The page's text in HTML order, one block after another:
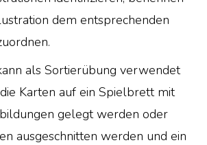
dem entsprechenden
als Sortierübung verwendet
Karten auf ein Spielbrett mit
gelegt werden oder
ausgeschnitten werden und ein